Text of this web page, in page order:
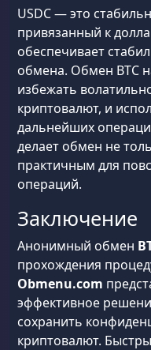
USDC — это
привязанный к
обеспечивает
обмена. Обмен BTC
избежать
криптовалют, и
дальнейших
делает обмен не
практичным для
операций.
Заключение
Анонимный обмен
прохождения
Obmenu.com
эффективное
сохранить
криптовалют.